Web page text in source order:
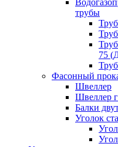
трубы
75
Фасонный
Швеллер
Швеллер
Балки
Уголок